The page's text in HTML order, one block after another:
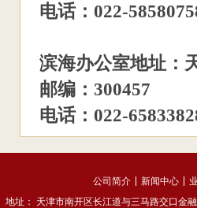
电话： 022-
滨海办公室地址：
邮编：300457
电话：022-
公司简介 新闻中心
地址： 天津市南开区长江道与三马路交口金